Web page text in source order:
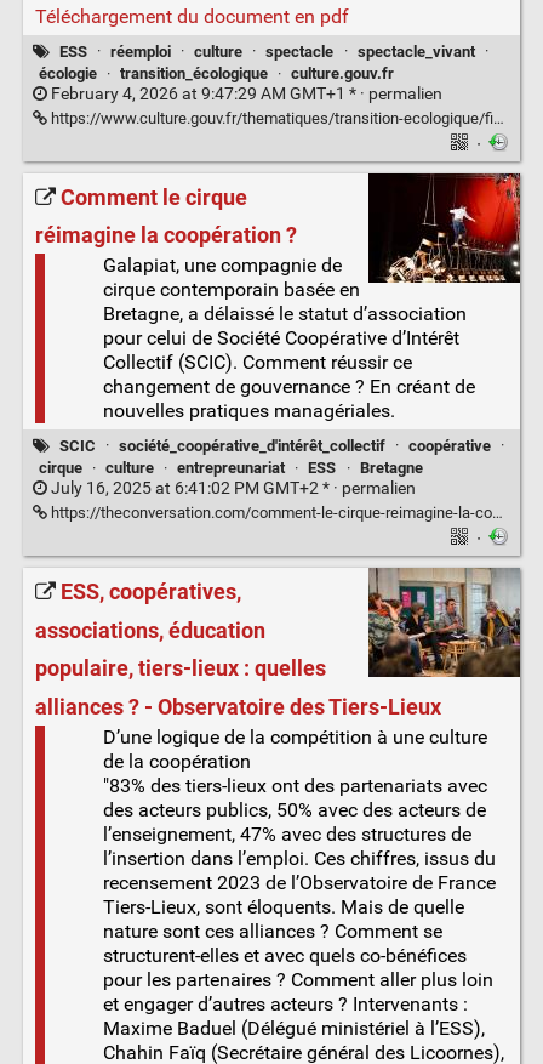
Téléchargement du document en pdf
ESS · réemploi · culture · spectacle · spectacle_vivant
·
écologie
· transition_écologique · culture.gouv.fr
February 4, 2026 at 9:47:29 AM GMT+1 * · permalien
https://www.culture.gouv.fr/thematiques/transition-ecologique/fiches-juridiques-facilitant-l-inscription-des-activites-culturelles-dans-l-economie-circulaire
·
Comment le cirque
réimagine la coopération ?
Galapiat, une compagnie de
cirque contemporain basée en
Bretagne, a délaissé le statut d’association
pour celui de Société Coopérative d’Intérêt
Collectif (SCIC). Comment réussir ce
changement de gouvernance ? En créant de
nouvelles pratiques managériales.
SCIC · société_coopérative_d'intérêt_collectif · coopérative ·
cirque
· culture · entrepreunariat · ESS · Bretagne
July 16, 2025 at 6:41:02 PM GMT+2 * · permalien
https://theconversation.com/comment-le-cirque-reimagine-la-cooperation-258421
·
ESS, coopératives,
associations, éducation
populaire, tiers-lieux : quelles
alliances ? - Observatoire des Tiers-Lieux
D’une logique de la compétition à une culture
de la coopération
"83% des tiers-lieux ont des partenariats avec
des acteurs publics, 50% avec des acteurs de
l’enseignement, 47% avec des structures de
l’insertion dans l’emploi. Ces chiffres, issus du
recensement 2023 de l’Observatoire de France
Tiers-Lieux, sont éloquents. Mais de quelle
nature sont ces alliances ? Comment se
structurent-elles et avec quels co-bénéfices
pour les partenaires ? Comment aller plus loin
et engager d’autres acteurs ? Intervenants :
Maxime Baduel (Délégué ministériel à l’ESS),
Chahin Faïq (Secrétaire général des Licoornes),